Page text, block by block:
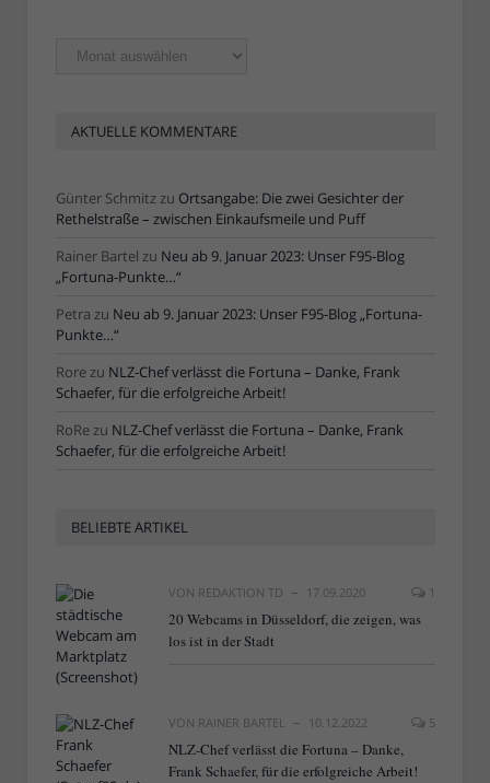
Ältere
Artikel
AKTUELLE KOMMENTARE
Günter Schmitzzu Ortsangabe: Die zwei Gesichter der
Rethelstraße – zwischen Einkaufsmeile und Puff
Rainer Bartel zu Neu ab 9. Januar 2023: Unser F95-Blog
„Fortuna-Punkte…“
Petra zu Neu ab 9. Januar 2023: Unser F95-Blog „Fortuna-
Punkte…“
Rorezu NLZ-Chef verlässt die Fortuna – Danke, Frank
Schaefer, für die erfolgreiche Arbeit!
RoRezu NLZ-Chef verlässt die Fortuna – Danke, Frank
Schaefer, für die erfolgreiche Arbeit!
BELIEBTE ARTIKEL
VON REDAKTION TD 17.09.2020 1
20 Webcams in Düsseldorf, die zeigen, was
los ist in der Stadt
VON RAINER BARTEL 10.12.2022 5
NLZ-Chef verlässt die Fortuna – Danke,
Frank Schaefer, für die erfolgreiche Arbeit!